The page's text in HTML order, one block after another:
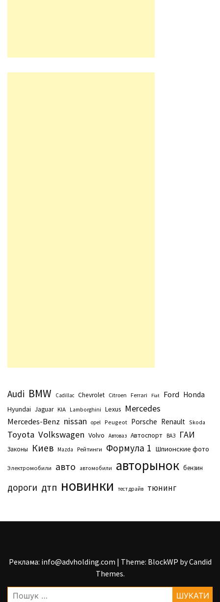
Audi BMW Cadillac Chevrolet Citroen Ferrari Fiat Ford Honda
Hyundai Jaguar KIA Lamborghini Lexus Mercedes
Mercedes-Benz nissan opel Peugeot Porsche Renault Skoda
Toyota Volkswagen Volvo Автоваз Автоспорт ВАЗ ГАИ
Законы Киев Маzda Рейтинги Формула 1 Шпионские фото
Электромобили авто автомобили авторынок бензин
дороги дтп новинки тест драйв тюнинг
Реклама: info@advholding.com | Theme: BlockWP byCandid
Themes.
Пошук: